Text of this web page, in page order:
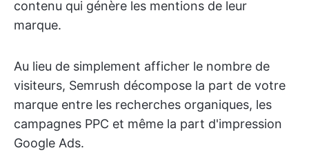
contenu qui génère les mentions de leur
marque.
Au lieu de simplement afficher le nombre de
visiteurs, Semrush décompose la part de votre
marque entre les recherches organiques, les
campagnes PPC et même la part d'impression
Google Ads.